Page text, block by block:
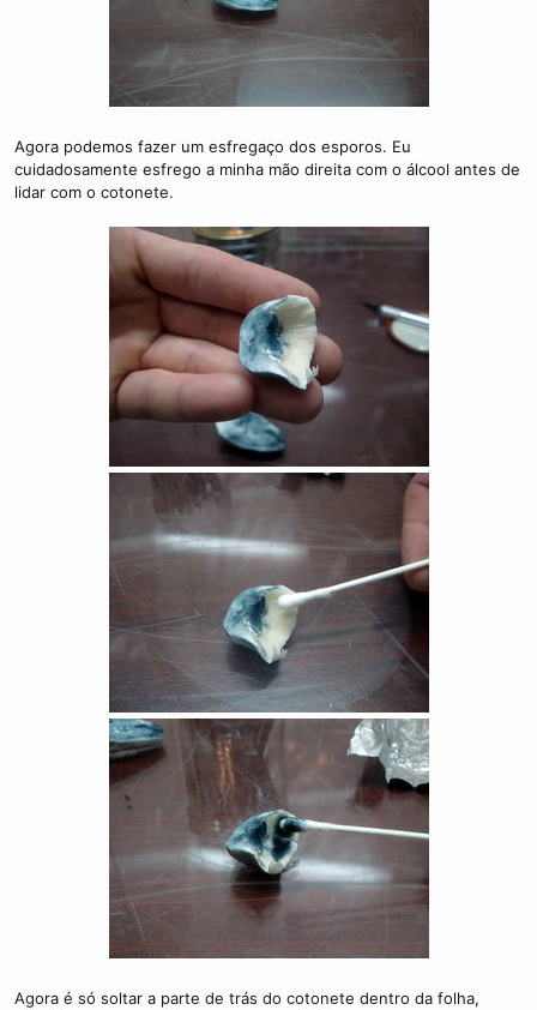
Agora podemos fazer um esfregaço dos esporos. Eu
cuidadosamente esfrego a minha mão direita com o álcool antes de
lidar com o cotonete.
Agora é só soltar a parte de trás do cotonete dentro da folha,